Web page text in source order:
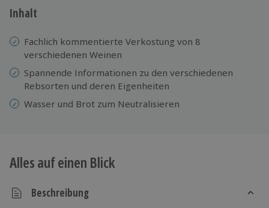
3 Jahre gültig & verlängerbar.
Inhalt
Fachlich kommentierte Verkostung von 8
verschiedenen Weinen
Spannende Informationen zu den verschiedenen
Rebsorten und deren Eigenheiten
Wasser und Brot zum Neutralisieren
Alles auf einen Blick
Beschreibung